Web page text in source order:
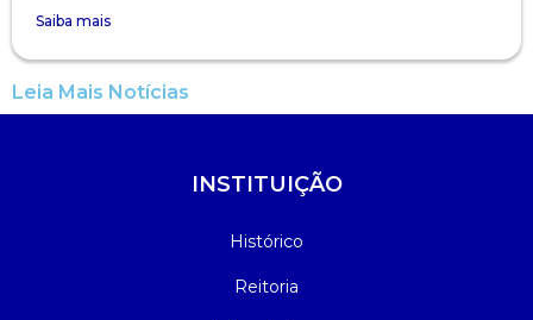
Saiba mais
Leia Mais Notícias
INSTITUIÇÃO
Histórico
Reitoria